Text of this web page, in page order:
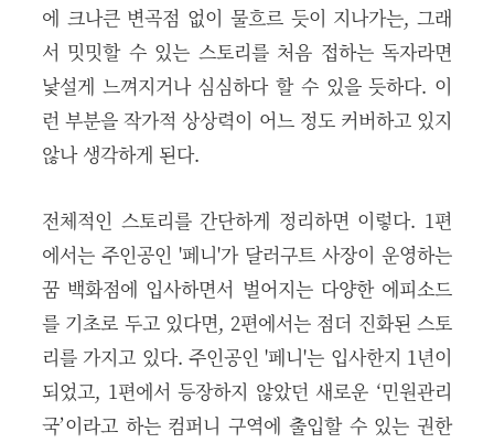
에 크나큰 변곡점 없이 물흐르 듯이 지나가는, 그래
서 밋밋할 수 있는 스토리를 처음 접하는 독자라면
낯설게 느껴지거나 심심하다 할 수 있을 듯하다. 이
런 부분을 작가적 상상력이 어느 정도 커버하고 있지
않나 생각하게 된다.
전체적인 스토리를 간단하게 정리하면 이렇다. 1편
에서는 주인공인 '페니'가 달러구트 사장이 운영하는
꿈 백화점에 입사하면서 벌어지는 다양한 에피소드
를 기초로 두고 있다면, 2편에서는 점더 진화된 스토
리를 가지고 있다. 주인공인 '페니'는 입사한지 1년이
되었고, 1편에서 등장하지 않았던 새로운 ‘민원관리
국’이라고 하는 컴퍼니 구역에 출입할 수 있는 권한